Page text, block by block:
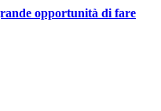
opportunità di fare